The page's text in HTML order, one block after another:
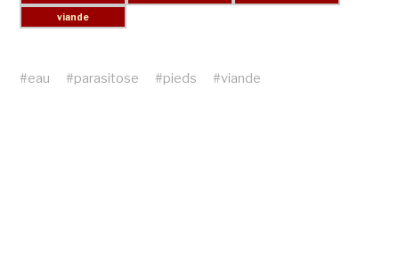
#eau #parasitose #pieds #viande